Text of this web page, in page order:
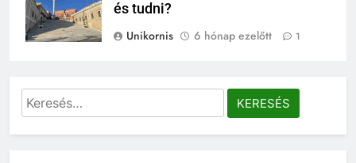
és tudni?
Unikornis
6 hónap ezelőtt 1
Keresés: